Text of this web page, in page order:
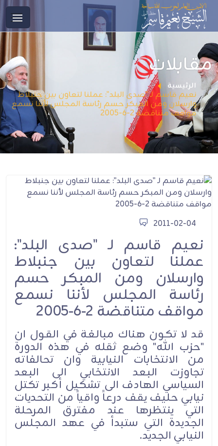
مقابلات
الرئيسية
نعيم قاسم لـ "صدى البلد": عملنا لتعاون بين جنبلاط
وارسلان ومن المبكر حسم رئاسة المجلس لأننا نسمع
مواقف متناقضة 2-6-2005
2011-02-04
نعيم قاسم لـ "صدى البلد":
عملنا لتعاون بين جنبلاط
وارسلان ومن المبكر حسم
رئاسة المجلس لأننا نسمع
مواقف متناقضة 2-6-2005
قد لا تكون هناك مبالغة في القول ان
"حزب الله" وضع ثقله في هذه الدورة
من الانتخابات النيابية وان تحالفاته
تجاوزت البعد الانتخابي الى البعد
السياسي الهادف الى تشكيل أكبر تكتل
نيابي حليف يقف درعاً واقياً من التحديات
التي ينتظرها عند مفترق المرحلة
الجديدة التي ستبدأ في عهد المجلس
النيابي الجديد.